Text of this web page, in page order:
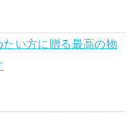
い方に贈る最高の物